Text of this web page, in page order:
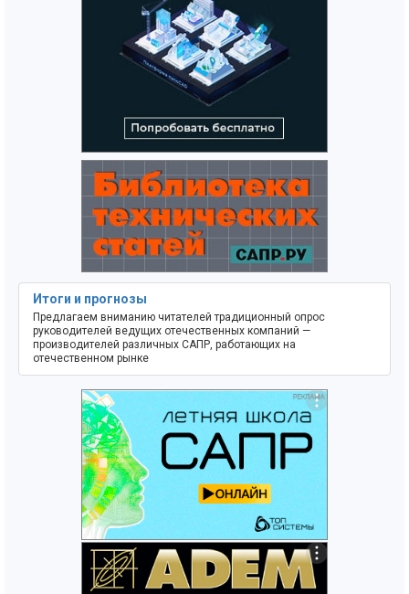
Итоги и прогнозы
Предлагаем вниманию читателей традиционный опрос
руководителей ведущих отечественных компаний —
производителей различных САПР, работающих на
отечественном рынке